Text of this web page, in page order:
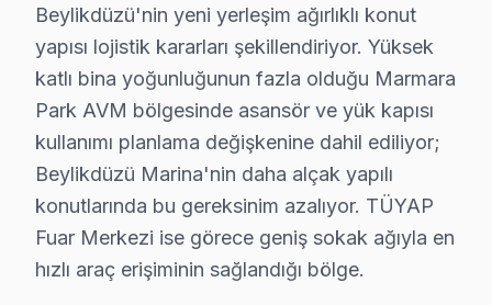
Beylikdüzü × Telefunken: Yerel İçerik ve
Beylikdüzü bazlı Telefunken servis kayıtları, son
Coğrafi kırılıma geçildiğinde Marmara Park AVM
Servis kalitesi tarafında ise tablo belirgin biçimde
Beylikdüzü'deki Telefunken müşteri deneyimini temsil
İkinci senaryo — Chip-level müdahale: Beylikdüzü
Üçüncü senaryo — Yazılım sorunu: TÜYAP Fuar
Beylikdüzü'nin yeni yerleşim ağırlıklı konut
yapısı lojistik kararları şekillendiriyor. Yüksek
katlı bina yoğunluğunun fazla olduğu Marmara
Park AVM bölgesinde asansör ve yük kapısı
kullanımı planlama değişkenine dahil ediliyor;
Beylikdüzü Marina'nin daha alçak yapılı
konutlarında bu gereksinim azalıyor. TÜYAP
Fuar Merkezi ise görece geniş sokak ağıyla en
hızlı araç erişiminin sağlandığı bölge.